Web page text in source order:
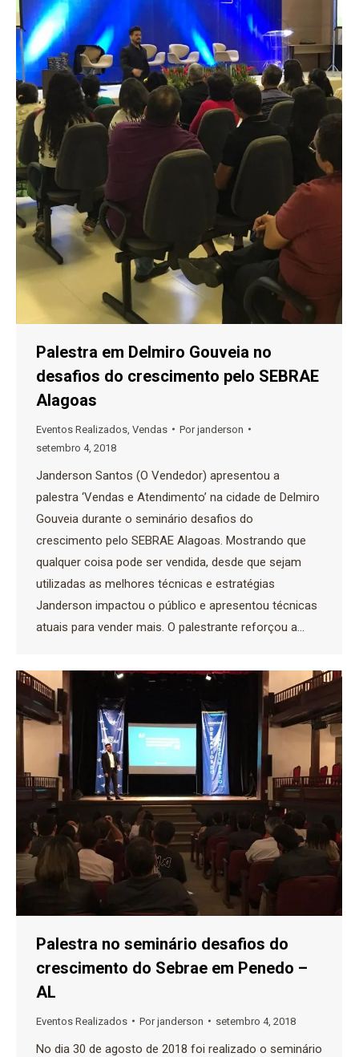
Palestra em Delmiro Gouveia no
desafios do crescimento pelo SEBRAE
Alagoas
Eventos Realizados Vendas Porjanderson
setembro 4, 2018
Janderson Santos (O Vendedor) apresentou a
palestra ‘Vendas e Atendimento’ na cidade de Delmiro
Gouveia durante o seminário desafios do
crescimento pelo SEBRAE Alagoas. Mostrando que
qualquer coisa pode ser vendida, desde que sejam
utilizadas as melhores técnicas e estratégias
Janderson impactou o público e apresentou técnicas
atuais para vender mais. O palestrante reforçou a…
Palestra no seminário desafios do
crescimento do Sebrae em Penedo –
AL
Eventos Realizados Porjanderson setembro 4, 2018
No dia 30 de agosto de 2018 foi realizado o seminário